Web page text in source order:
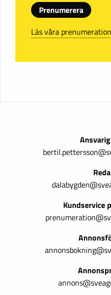
Prenumerera
Läs våra
Kundservice